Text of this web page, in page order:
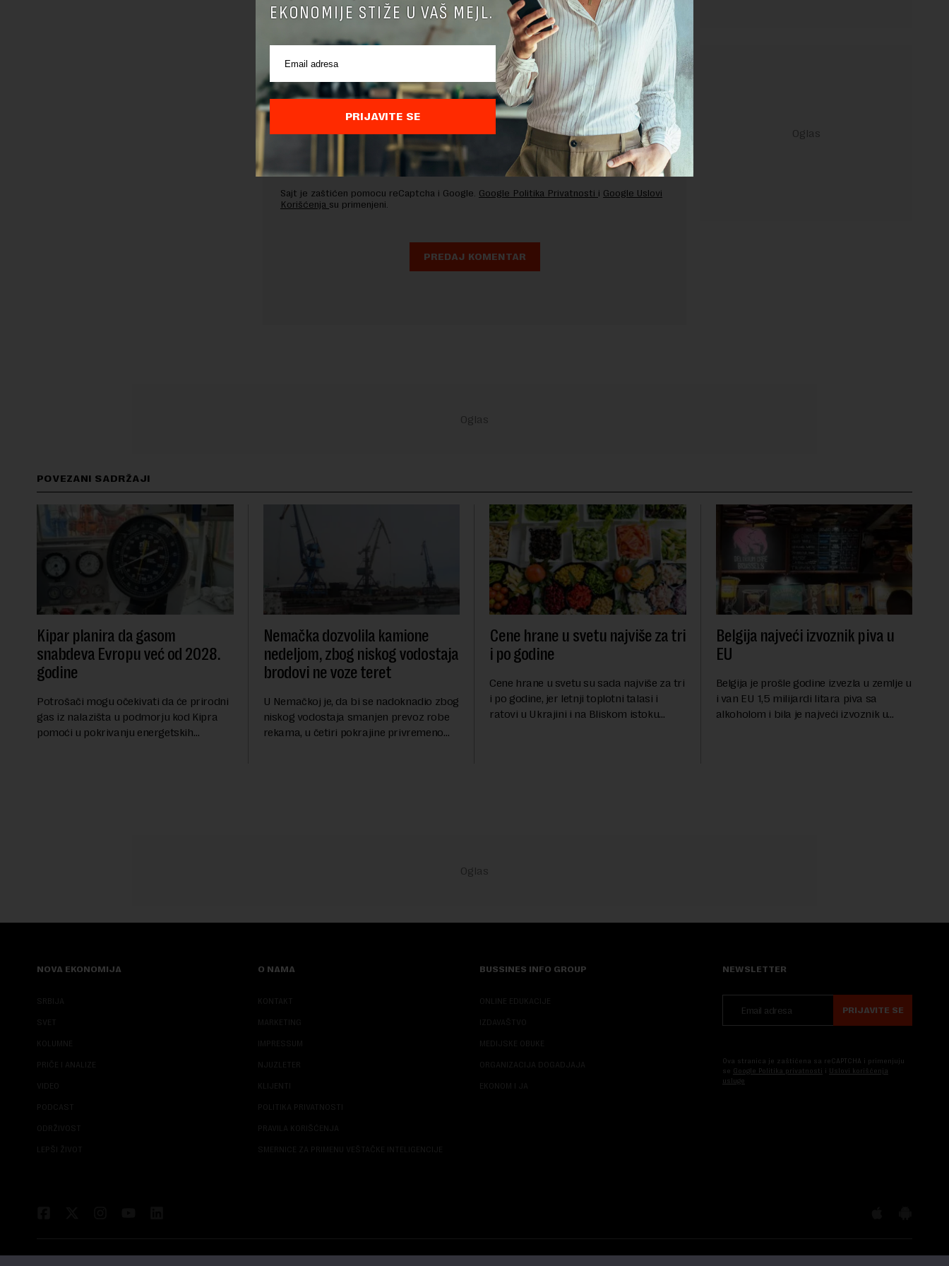
Pre slanja komentara, molimo vas da se upoznate sa
pravilima komentarisanja i pravilima
Sajt je zaštićen pomocu reCaptcha i Google. Google Politika Privatnosti i Google Uslovi
Korišćenja su primenjeni.
POVEZANI SADRŽAJI
Kipar planira da gasom
snabdeva Evropu već od 2028.
godine
Potrošači mogu očekivati da će prirodni
gas iz nalazišta u podmorju kod Kipra
pomoći u pokrivanju energetskih
Nemačka dozvolila kamione
nedeljom, zbog niskog vodostaja
brodovi ne voze teret
U Nemačkoj je, da bi se nadoknadio zbog
niskog vodostaja smanjen prevoz robe
rekama, u četiri pokrajine privremeno
Cene hrane u svetu najviše za tri
i po godine
Cene hrane u svetu su sada najviše za tri
i po godine, jer letnji toplotni talasi i
ratovi u Ukrajini i na Bliskom istoku
Belgija najveći izvoznik piva u
EU
Belgija je prošle godine izvezla u zemlje u
i van EU 1,5 milijardi litara piva sa
alkoholom i bila je najveći izvoznik u
NOVA EKONOMIJA
SRBIJA
SVET
KOLUMNE
PRIČE I ANALIZE
VIDEO
PODCAST
ODRŽIVOST
LEPŠI ŽIVOT
O NAMA
KONTAKT
MARKETING
IMPRESSUM
NJUZLETER
KLIJENTI
POLITIKA PRIVATNOSTI
PRAVILA KORIŠĆENJA
SMERNICE ZA PRIMENU VEŠTAČKE INTELIGENCIJE
BUSSINES INFO GROUP
ONLINE EDUKACIJE
IZDAVAŠTVO
MEDIJSKE OBUKE
ORGANIZACIJA DOGADJAJA
EKONOM I JA
NEWSLETTER
PRIJAVITE SE
Ova stranica je zaštićena sa reCAPTCHA i primenjuju
se Google Politika privatnosti i Uslovi korišćenja
usluge
EKONOMIJE STIŽE U VAŠ MEJL.
PRIJAVITE SE